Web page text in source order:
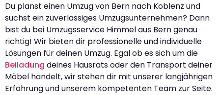
Du planst einen Umzug von Bern nach Koblenz und
suchst ein zuverlässiges Umzugsunternehmen? Dann
bist du bei Umzugsservice Himmel aus Bern genau
richtig! Wir bieten dir professionelle und individuelle
Lösungen für deinen Umzug. Egal ob es sich um die
Beiladung deines Hausrats oder den Transport deiner
Möbel handelt, wir stehen dir mit unserer langjährigen
Erfahrung und unserem kompetenten Team zur Seite.